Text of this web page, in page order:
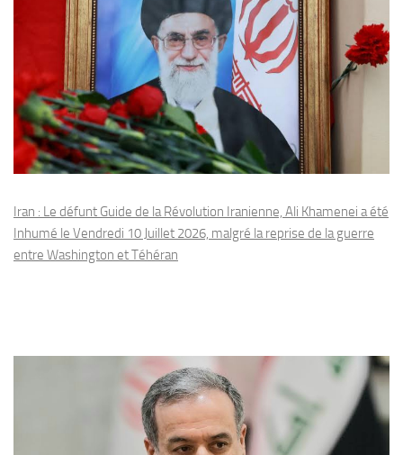
Iran : Le défunt Guide de la Révolution Iranienne, Ali Khamenei a été
Inhumé le Vendredi 10 Juillet 2026, malgré la reprise de la guerre
entre Washington et Téhéran